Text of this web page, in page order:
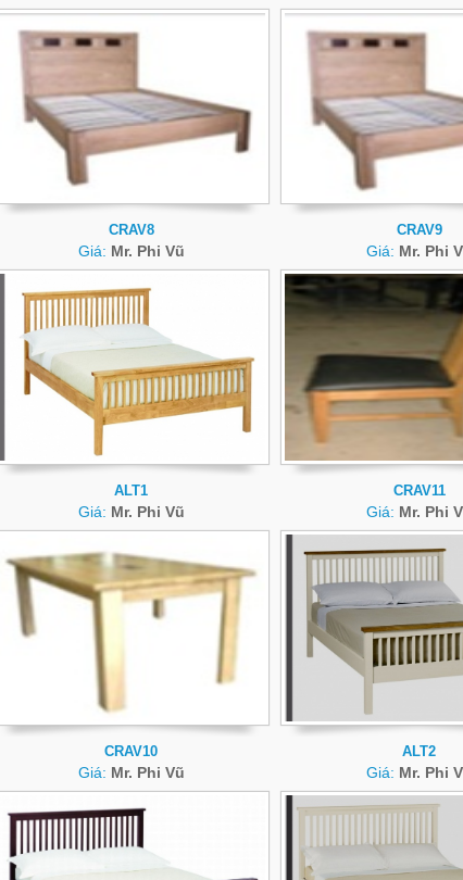
CRAV8
Giá: Mr. Phi Vũ
CRAV9
Giá: Mr. Phi
ALT1
Giá: Mr. Phi Vũ
CRAV11
Giá: Mr. Phi
CRAV10
Giá: Mr. Phi Vũ
ALT2
Giá: Mr. Phi